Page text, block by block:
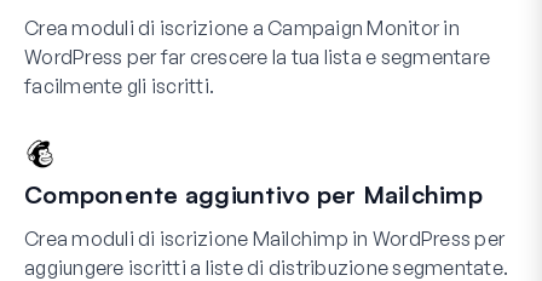
Crea moduli di iscrizione a Campaign Monitor in
WordPress per far crescere la tua lista e segmentare
facilmente gli iscritti.
Componente aggiuntivo per Mailchimp
Crea moduli di iscrizione Mailchimp in WordPress per
aggiungere iscritti a liste di distribuzione segmentate.